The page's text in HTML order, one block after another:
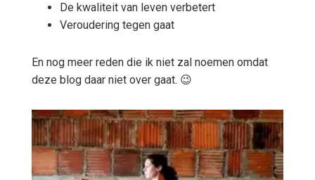
De kwaliteit van leven verbetert
Veroudering tegen gaat
En nog meer reden die ik niet zal noemen omdat
deze blog daar niet over gaat. 😉